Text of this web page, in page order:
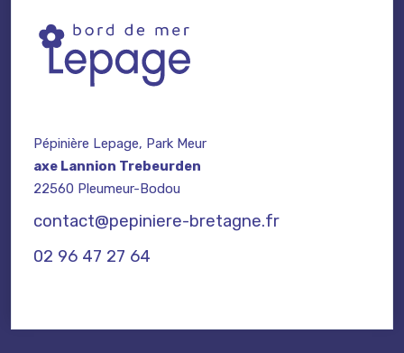
Pépinière Lepage, Park Meur
axe Lannion Trebeurden
22560 Pleumeur-Bodou
contact@pepiniere-bretagne.fr
02 96 47 27 64